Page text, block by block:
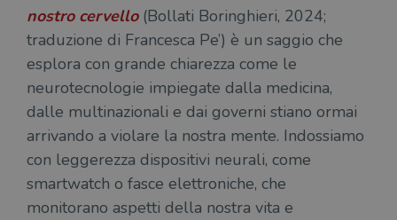
nostro cervello(Bollati Boringhieri, 2024;
traduzione di Francesca Pe’) è un saggio che
esplora con grande chiarezza come le
neurotecnologie impiegate dalla medicina,
dalle multinazionali e dai governi stiano ormai
arrivando a violare la nostra mente. Indossiamo
con leggerezza dispositivi neurali, come
smartwatch o fasce elettroniche, che
monitorano aspetti della nostra vita e